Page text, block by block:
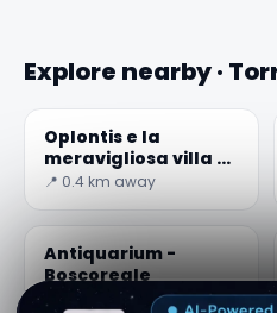
Explore nearby ·
Oplontis e la
meravigliosa villa di
Poppea
📍 0.4 km away
Antiquarium -
Boscoreale
📍 1.8 km away